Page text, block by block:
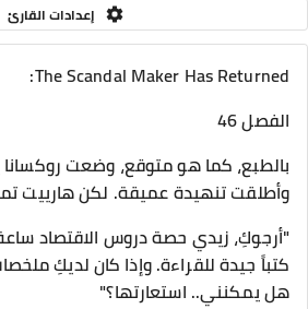
إعدادات القارئ
The Scandal Maker Has Returned:
الفصل 46
​بالطبع، كما هو متوقع، وضعت
وأطلقت تنهيدة عميقة. لكن هارييت
​"أرجوكِ، زيدي حصة دروس الاقتصاد
كتباً جيدة للقراءة. وإذا كان لديكِ
هل يمكنني.. استعارتها؟"